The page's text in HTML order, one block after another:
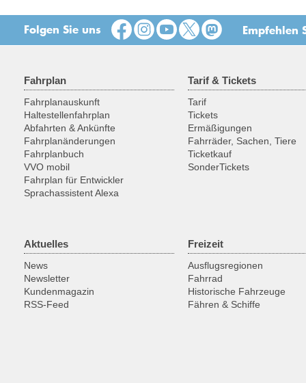
Folgen Sie uns Empfehlen
Fahrplan
Fahrplanauskunft
Haltestellenfahrplan
Abfahrten & Ankünfte
Fahrplanänderungen
Fahrplanbuch
VVO mobil
Fahrplan für Entwickler
Sprachassistent Alexa
Tarif & Tickets
Tarif
Tickets
Ermäßigungen
Fahrräder, Sachen, Tiere
Ticketkauf
SonderTickets
Aktuelles
News
Newsletter
Kundenmagazin
RSS-Feed
Freizeit
Ausflugsregionen
Fahrrad
Historische Fahrzeuge
Fähren & Schiffe